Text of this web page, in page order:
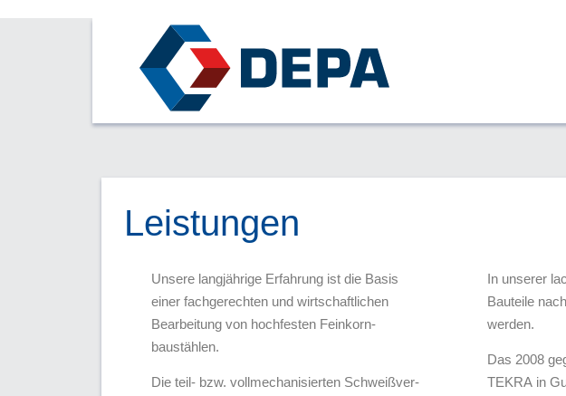
Leistungen
Unsere langjährige Erfahrung ist die Basis
einer fachgerechten und wirtschaftlichen
Bearbeitung von hochfesten Feinkorn­
baustählen.
Die teil- bzw. vollmechanisierten Schweiß­ver­
In unserer
Bauteile
werden.
Das 2008
TEKRA in